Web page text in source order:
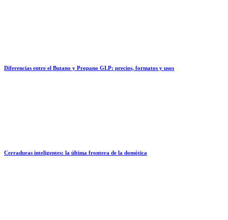
Diferencias entre el Butano y Propano GLP: precios, formatos y usos
Cerraduras inteligentes: la última frontera de la domótica